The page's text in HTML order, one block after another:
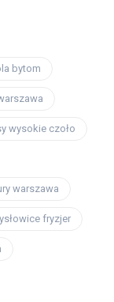
bytom
wysokie czoło
warszawa
fryzjer